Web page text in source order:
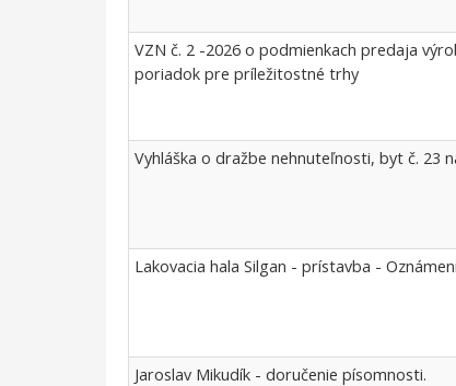
VZN č. 2 -2026 o podmienkach predaja
poriadok pre príležitostné trhy
Vyhláška o dražbe nehnuteľnosti, byt č. 23
Lakovacia hala Silgan - prístavba -
Jaroslav Mikudík - doručenie písomnosti.